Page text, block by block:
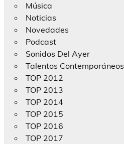
Música
Noticias
Novedades
Podcast
Sonidos Del Ayer
Talentos Contemporáneos
TOP 2012
TOP 2013
TOP 2014
TOP 2015
TOP 2016
TOP 2017